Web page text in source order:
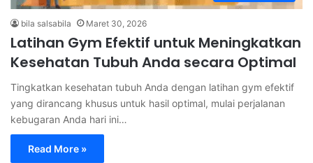
bila salsabila Maret 30, 2026
Latihan Gym Efektif untuk Meningkatkan
Kesehatan Tubuh Anda secara Optimal
Tingkatkan kesehatan tubuh Anda dengan latihan gym efektif
yang dirancang khusus untuk hasil optimal, mulai perjalanan
kebugaran Anda hari ini…
Read More »